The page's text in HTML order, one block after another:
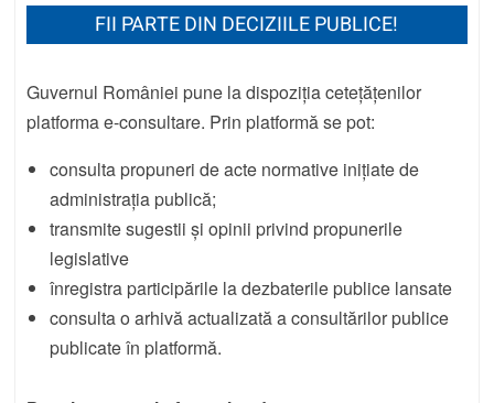
FII PARTE DIN DECIZIILE PUBLICE!
Guvernul României pune la dispoziția cetețățenilor
platforma e-consultare. Prin platformă se pot:
consulta propuneri de acte normative inițiate de
administrația publică;
transmite sugestii și opinii privind propunerile
legislative
înregistra participările la dezbaterile publice lansate
consulta o arhivă actualizată a consultărilor publice
publicate în platformă.